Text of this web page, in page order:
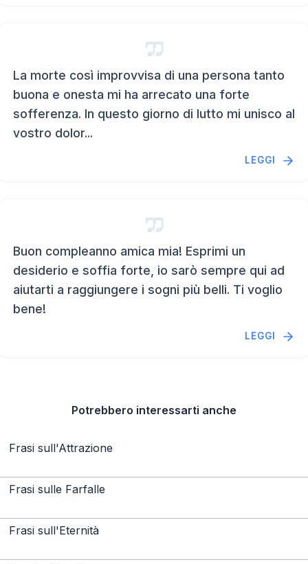
La morte così improvvisa di una persona tanto
buona e onesta mi ha arrecato una forte
sofferenza. In questo giorno di lutto mi unisco al
vostro dolor...
LEGGI
Buon compleanno amica mia! Esprimi un
desiderio e soffia forte, io sarò sempre qui ad
aiutarti a raggiungere i sogni più belli. Ti voglio
bene!
LEGGI
Potrebbero interessarti anche
Frasi sull'Attrazione
Frasi sulle Farfalle
Frasi sull'Eternità